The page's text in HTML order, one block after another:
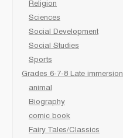
Religion
Sciences
Social Development
Social Studies
Sports
Grades 6-7-8 Late immersion
animal
Biography
comic book
Fairy Tales/Classics